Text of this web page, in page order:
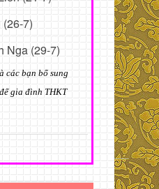
7)
Nga (29-7)
các bạn bổ sung
gia đình THKT